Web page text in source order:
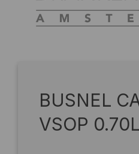
BUSNEL
VSOP 0.70L